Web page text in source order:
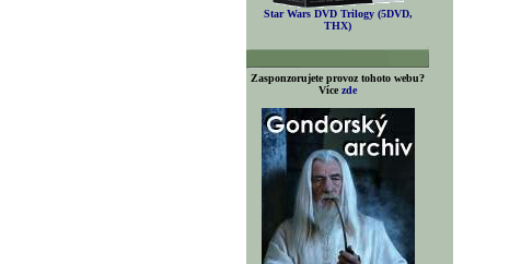
Star Wars DVD Trilogy (5DVD,
THX)
Zasponzorujete provoz tohoto webu?
Více zde